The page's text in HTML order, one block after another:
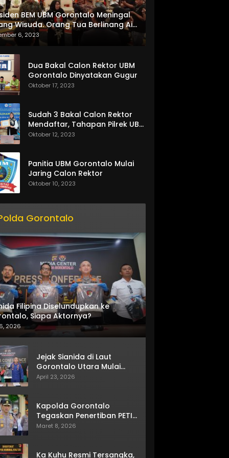
BEM UBM Gorontalo Meningal
Wisuda. Orang Tua Berlinang Air
Menerima SKL dan Pemasangan
6, 2023
Dua Bakal Calon Rektor UBM
Gorontalo Dinyatakan Gugur
Oktober 17, 2023
Sudah 3 Bakal Calon Rektor
Mendaftar, Tahapan Pilrek UBM
Gorontalo Makin Seru
Oktober 12, 2023
Panitia UBM Gorontalo Mulai
Jaring Calon Rektor
Oktober 10, 2023
Gorontalo
Filipina Diselundupkan ke
Siapa Aktornya?
2026
Jejak Sianida di Laut
Gorontalo Utara Mulai
Terkuak
April 23, 2026
Kapolda Gorontalo
Tegaskan Penertiban PETI
Terus Berjalan
Maret 8, 2026
Ka Kuhu Resmi Tersangka,